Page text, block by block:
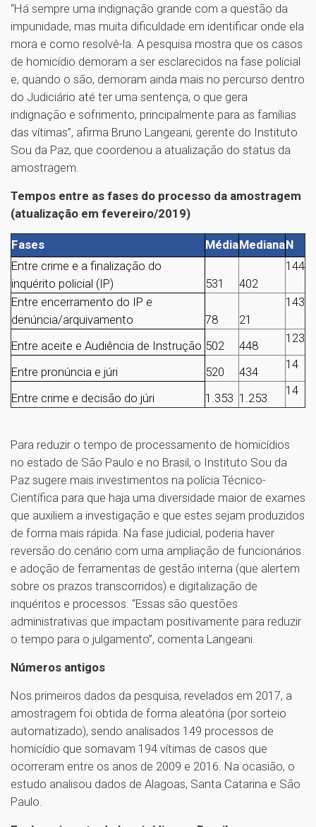
“Há sempre uma indignação grande com a questão da
impunidade, mas muita dificuldade em identificar onde ela
mora e como resolvê-la. A pesquisa mostra que os casos
de homicídio demoram a ser esclarecidos na fase policial
e, quando o são, demoram ainda mais no percurso dentro
do Judiciário até ter uma sentença, o que gera
indignação e sofrimento, principalmente para as famílias
das vítimas”, afirma Bruno Langeani, gerente do Instituto
Sou da Paz, que coordenou a atualização do status da
amostragem.
Tempos entre as fases do processo da amostragem
(atualização em fevereiro/2019)
Fases MédiaMedianaN
Entre crime e a finalização do
inquérito policial (IP)
531 402
144
Entre encerramento do IP e
denúncia/arquivamento
78 21
143
Entre aceite e Audiência de Instrução 502 448
123
Entre pronúncia e júri 520 434
14
Entre crime e decisão do júri 1.353 1.253
14
Para reduzir o tempo de processamento de homicídios
no estado de São Paulo e no Brasil, o Instituto Sou da
Paz sugere mais investimentos na polícia Técnico-
Científica para que haja uma diversidade maior de exames
que auxiliem a investigação e que estes sejam produzidos
de forma mais rápida. Na fase judicial, poderia haver
reversão do cenário com uma ampliação de funcionários
e adoção de ferramentas de gestão interna (que alertem
sobre os prazos transcorridos) e digitalização de
inquéritos e processos. “Essas são questões
administrativas que impactam positivamente para reduzir
o tempo para o julgamento”, comenta Langeani.
Números antigos
Nos primeiros dados da pesquisa, revelados em 2017, a
amostragem foi obtida de forma aleatória (por sorteio
automatizado), sendo analisados 149 processos de
homicídio que somavam 194 vítimas de casos que
ocorreram entre os anos de 2009 e 2016. Na ocasião, o
estudo analisou dados de Alagoas, Santa Catarina e São
Paulo.